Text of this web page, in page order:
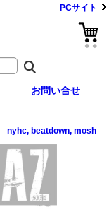
PCサイト
お問い合せ
nyhc, beatdown, mosh